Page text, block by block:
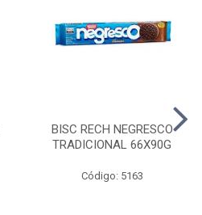
BISC RECH NEGRESCO
TRADICIONAL 66X90G
Código: 5163